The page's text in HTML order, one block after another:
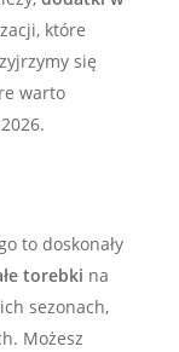
które
się
warto
to doskonały
torebki ⁢na
sezonach,
Możesz